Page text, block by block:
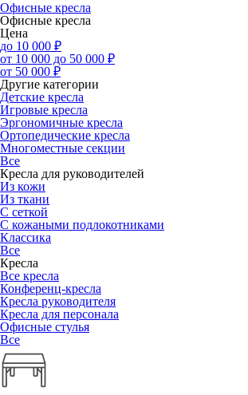
Офисные кресла
Офисные кресла
Цена
до 10 000 ₽
от 10 000 до 50 000 ₽
от 50 000 ₽
Другие категории
Детские кресла
Игровые кресла
Эргономичные кресла
Ортопедические кресла
Многоместные секции
Все
Кресла для руководителей
Из кожи
Из ткани
С сеткой
С кожаными подлокотниками
Классика
Все
Кресла
Все кресла
Конференц-кресла
Кресла руководителя
Кресла для персонала
Офисные стулья
Все